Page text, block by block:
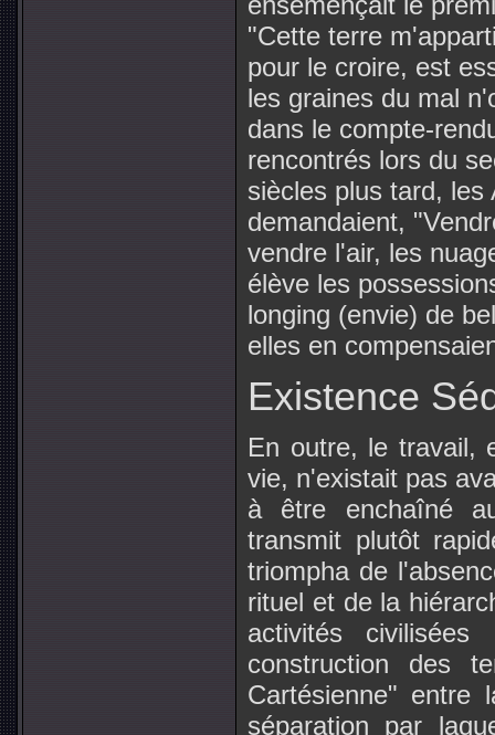
"Cette terre
pour le croire, est
les graines du mal
dans le compte-
rencontrés lors du
siècles plus tard, les
demandaient,
vendre l'air, les
élève les
longing (envie) de
elles en
Existence
En outre, le travail,
vie, n'existait pas
à être enchaîné
transmit plutôt
triompha de
rituel et de la
activités
construction des
Cartésienne" entre
séparation par